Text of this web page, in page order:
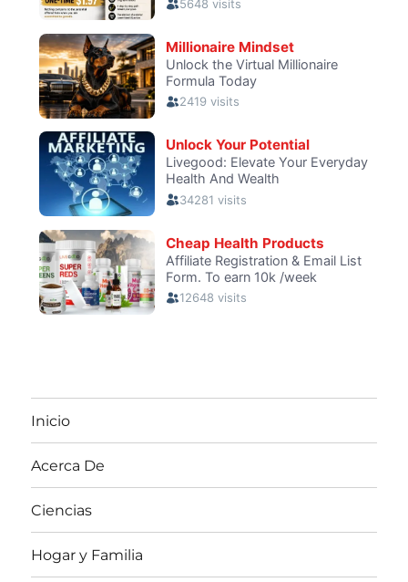
Inicio
Acerca De
Ciencias
Hogar y Familia